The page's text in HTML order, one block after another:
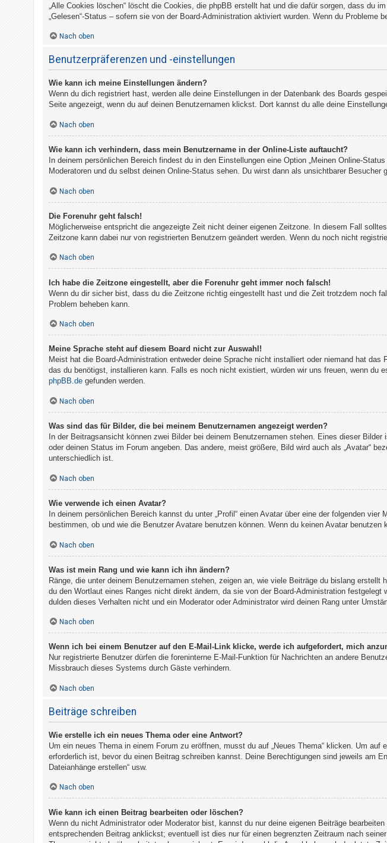
„Alle Cookies löschen“ löscht die Cookies, die phpBB erstellt hat und die dafür sorgen, dass du
„Gelesen“-Status – sofern sie von der Board-Administration aktiviert wurden. Wenn du
Nach oben
Benutzerpräferenzen und -einstellungen
Wie kann ich meine Einstellungen ändern?
Wenn du dich registriert hast, werden alle deine Einstellungen in der Datenbank des Boards
Seite angezeigt, wenn du auf deinen Benutzernamen klickst. Dort kannst du alle deine
Nach oben
Wie kann ich verhindern, dass mein Benutzername in der Online-Liste auftaucht?
In deinem persönlichen Bereich findest du in den Einstellungen eine Option „Meinen Online-
Moderatoren und du selbst deinen Online-Status sehen. Du wirst dann als unsichtbarer Besucher
Nach oben
Die Forenuhr geht falsch!
Möglicherweise entspricht die angezeigte Zeit nicht deiner eigenen Zeitzone. In diesem Fall
Zeitzone kann dabei nur von registrierten Benutzern geändert werden. Wenn du noch nicht
Nach oben
Ich habe die Zeitzone eingestellt, aber die Forenuhr geht immer noch falsch!
Wenn du dir sicher bist, dass du die Zeitzone richtig eingestellt hast und die Zeit trotzdem noch
Problem beheben kann.
Nach oben
Meine Sprache steht auf diesem Board nicht zur Auswahl!
Meist hat die Board-Administration entweder deine Sprache nicht installiert oder niemand hat
das du benötigst, installieren kann. Falls es noch nicht existiert, würden wir uns freuen, wenn du
phpBB.de gefunden werden.
Nach oben
Was sind das für Bilder, die bei meinem Benutzernamen angezeigt werden?
In der Beitragsansicht können zwei Bilder bei deinem Benutzernamen stehen. Eines dieser
oder deinen Status im Forum angeben. Das andere, meist größere, Bild wird auch als „Avatar“
unterschiedlich ist.
Nach oben
Wie verwende ich einen Avatar?
In deinem persönlichen Bereich kannst du unter „Profil“ einen Avatar über eine der folgenden
bestimmen, ob und wie die Benutzer Avatare benutzen können. Wenn du keinen Avatar
Nach oben
Was ist mein Rang und wie kann ich ihn ändern?
Ränge, die unter deinem Benutzernamen stehen, zeigen an, wie viele Beiträge du bislang
du den Wortlaut eines Ranges nicht direkt ändern, da sie von der Board-Administration
dulden dieses Verhalten nicht und ein Moderator oder Administrator wird deinen Rang unter
Nach oben
Wenn ich bei einem Benutzer auf den E-Mail-Link klicke, werde ich aufgefordert, mich
Nur registrierte Benutzer dürfen die foreninterne E-Mail-Funktion für Nachrichten an andere
Missbrauch dieses Systems durch Gäste verhindern.
Nach oben
Beiträge schreiben
Wie erstelle ich ein neues Thema oder eine Antwort?
Um ein neues Thema in einem Forum zu eröffnen, musst du auf „Neues Thema“ klicken. Um
erforderlich ist, bevor du einen Beitrag schreiben kannst. Deine Berechtigungen sind jeweils am
Dateianhänge erstellen“ usw.
Nach oben
Wie kann ich einen Beitrag bearbeiten oder löschen?
Wenn du nicht Administrator oder Moderator bist, kannst du nur deine eigenen Beiträge
entsprechenden Beitrag anklickst; eventuell ist dies nur für einen begrenzten Zeitraum nach